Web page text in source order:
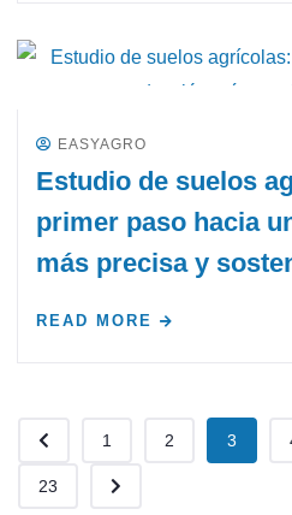
EASYAGRO
Estudio de suelos
primer paso hacia
más precisa y
READ MORE
1 2 3
23